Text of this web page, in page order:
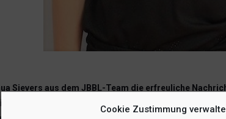
Cookie Zustimmung
Sievers aus dem JBBL-Team die erfreuliche
zum ersten Lehrgang der U16-